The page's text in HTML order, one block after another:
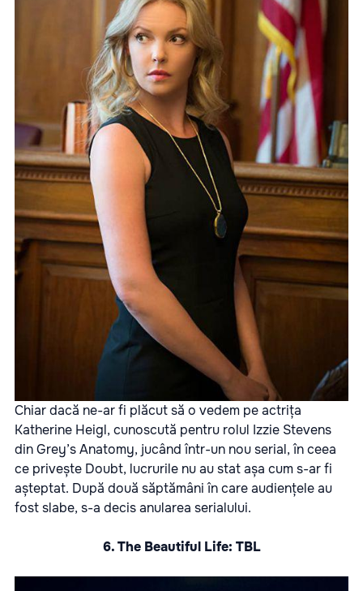
Chiar dacă ne-ar fi plăcut să o vedem pe actrița
Katherine Heigl, cunoscută pentru rolul Izzie Stevens
din Grey’s Anatomy, jucând într-un nou serial, în ceea
ce privește Doubt, lucrurile nu au stat așa cum s-ar fi
așteptat. După două săptămâni în care audiențele au
fost slabe, s-a decis anularea serialului.
6. The Beautiful Life: TBL